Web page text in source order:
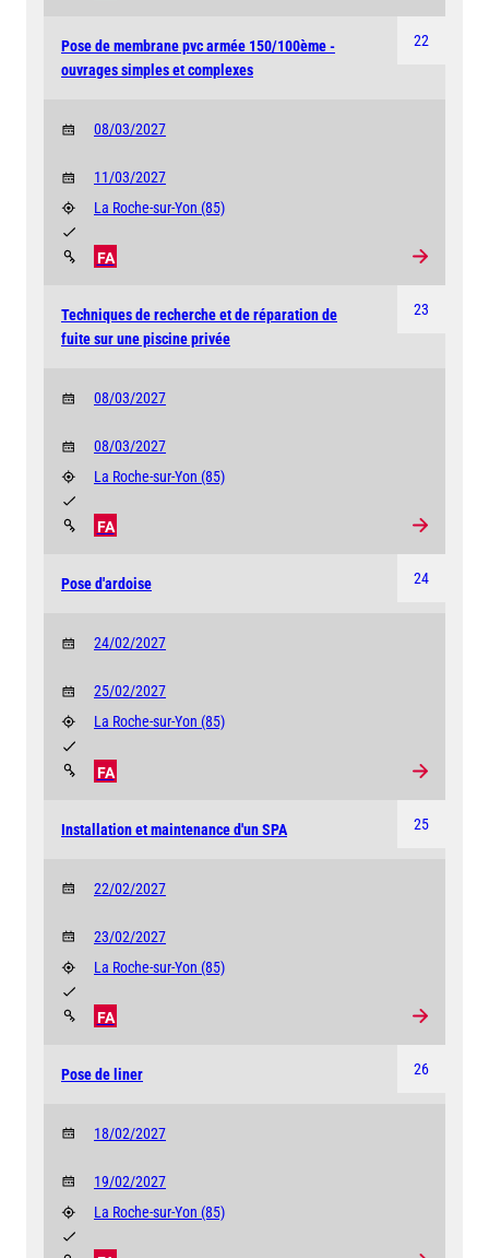
22
Pose de membrane pvc armée 150/100ème -
ouvrages simples et complexes
08/03/2027
11/03/2027
La Roche-sur-Yon (85)
FA
23
Techniques de recherche et de réparation de
fuite sur une piscine privée
08/03/2027
08/03/2027
La Roche-sur-Yon (85)
FA
24
Pose d'ardoise
24/02/2027
25/02/2027
La Roche-sur-Yon (85)
FA
25
Installation et maintenance d'un SPA
22/02/2027
23/02/2027
La Roche-sur-Yon (85)
FA
26
Pose de liner
18/02/2027
19/02/2027
La Roche-sur-Yon (85)